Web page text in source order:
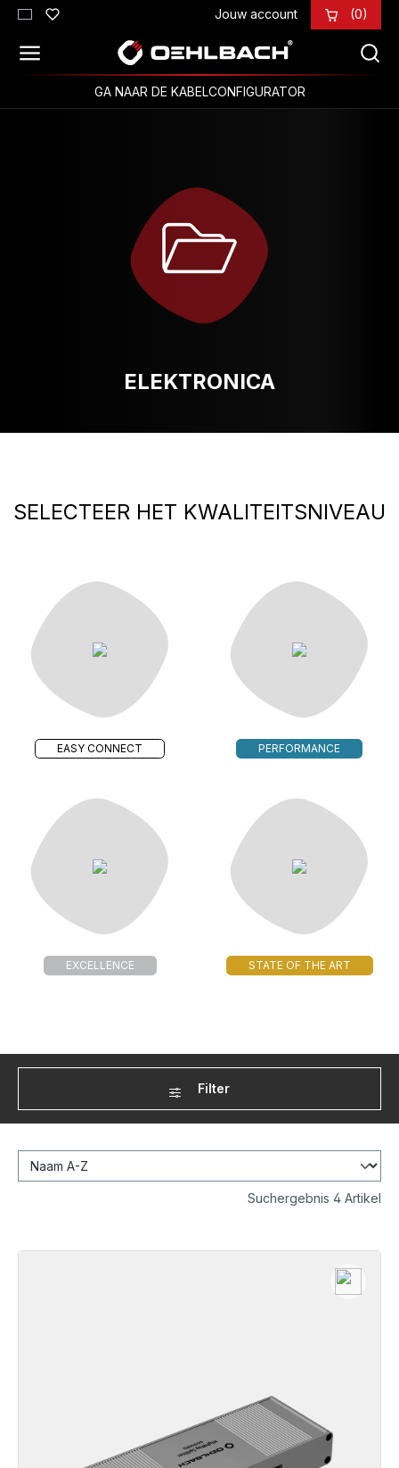
Ga naar de hoofdinhoud Jouw account (0)
GA NAAR DE KABELCONFIGURATOR
ELEKTRONICA
SELECTEER HET KWALITEITSNIVEAU
EASY CONNECT PERFORMANCE
EXCELLENCE STATE OF THE ART
Filter
Suchergebnis 4 Artikel